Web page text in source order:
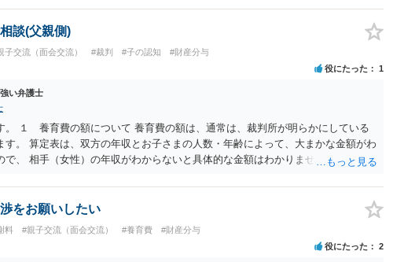
談(父親側)
子交流（面会交流） #裁判 #子の認知 #財産分与
役にたった 1
い弁護士
。 １ 養育費の額について 養育費の額は、通常は、裁判所が明らかにしている
す。 算定表は、双方の年収とお子さまの人数・年齢によって、大まかな金額がわ
で、 相手（女性）の年収がわからないと具体的な金額はわかりません。 例え
すが、 いずれも、月額養育費は４万円から６万円の範囲になると思われます（年
近づき、年収１００万円とすると４万円に近づく感じです。）。 （息子さんの支
そらく、財産分与をしたいということだと思われます。 原則として、財産分与
た場合、 結婚期間中に築いた財産を、原則として半分ずつ分けるものですから、
をお願いしたい
料 #親子交流（面会交流） #養育費 #財産分与
役にたった 2